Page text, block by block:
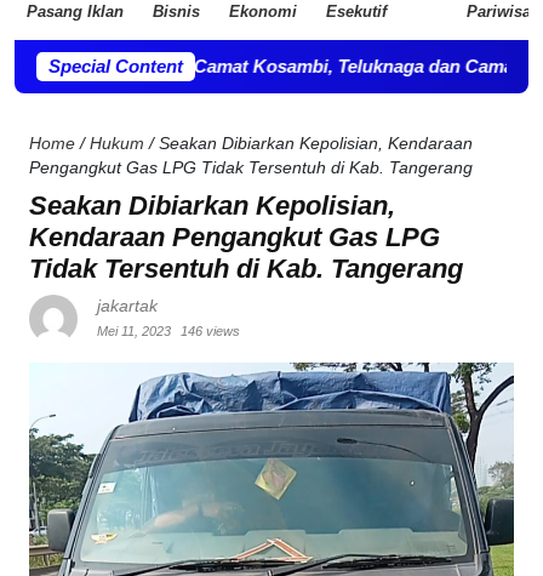
Pasang Iklan Bisnis Ekonomi Esekutif
Pariwisata
Special Content
OPD, Camat Kosambi, Teluknaga dan Camat Pakuhaji
Home / Hukum / Seakan Dibiarkan Kepolisian, Kendaraan
Pengangkut Gas LPG Tidak Tersentuh di Kab. Tangerang
Seakan Dibiarkan Kepolisian,
Kendaraan Pengangkut Gas LPG
Tidak Tersentuh di Kab. Tangerang
jakartak
Mei 11, 2023 146 views